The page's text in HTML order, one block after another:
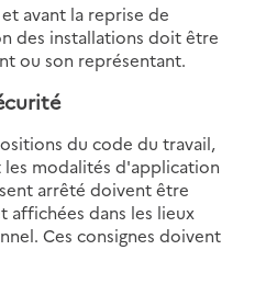
avant la reprise de
des installations doit être
ou son représentant.
du code du travail,
les modalités d'application
arrêté doivent être
affichées dans les lieux
Ces consignes doivent